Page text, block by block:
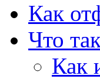
Как
Что
Как